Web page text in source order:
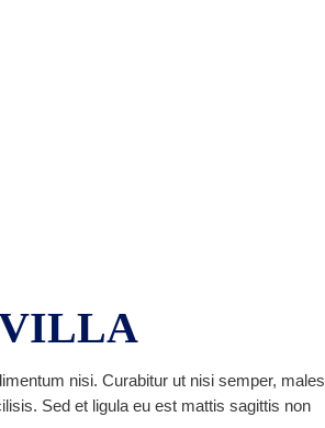
VILLA
nisi. Curabitur ut nisi semper, males
Sed et ligula eu est mattis sagittis non